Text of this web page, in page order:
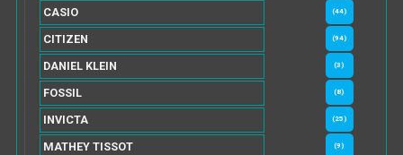
CASIO (44)
CITIZEN (94)
DANIEL KLEIN (3)
FOSSIL (8)
INVICTA (25)
MATHEY TISSOT (9)